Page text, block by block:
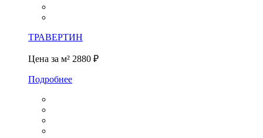
ТРАВЕРТИН
Цена за м² 2880 ₽
Подробнее